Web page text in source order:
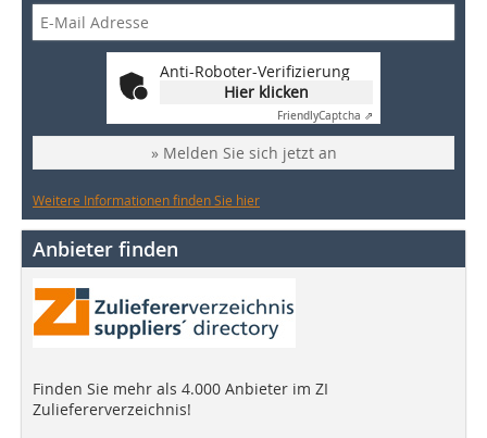
Anti-Roboter-Verifizierung
Hier klicken
FriendlyCaptcha ⇗
» Melden Sie sich jetzt an
Weitere Informationen finden Sie hier
Anbieter finden
Finden Sie mehr als 4.000 Anbieter im ZI
Zuliefererverzeichnis!